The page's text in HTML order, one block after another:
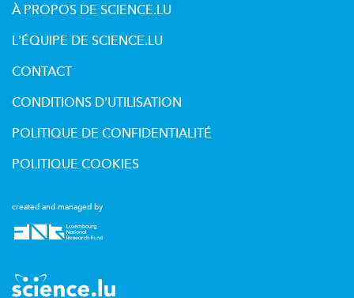
created and managed by
À PROPOS DE SCIENCE.LU
L'ÉQUIPE DE SCIENCE.LU
CONTACT
CONDITIONS D'UTILISATION
POLITIQUE DE CONFIDENTIALITÉ
POLITIQUE COOKIES